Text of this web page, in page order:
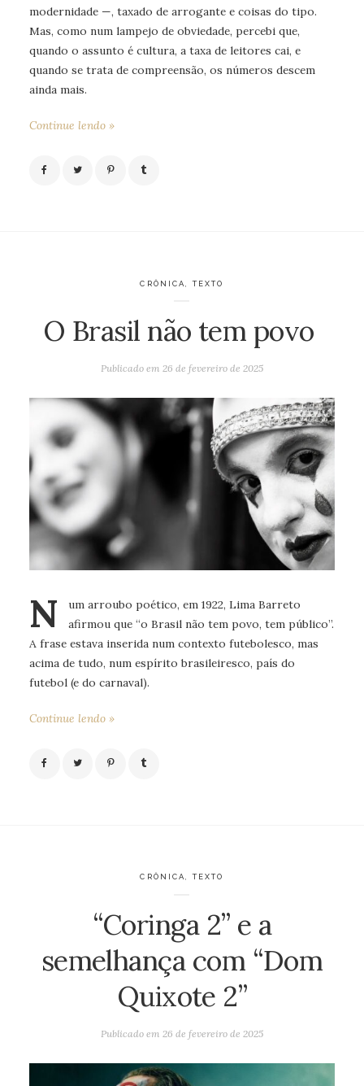
modernidade —, taxado de arrogante e coisas do tipo.
Mas, como num lampejo de obviedade, percebi que,
quando o assunto é cultura, a taxa de leitores cai, e
quando se trata de compreensão, os números descem
ainda mais.
Continue lendo »
CRÔNICA ,TEXTO
O Brasil não tem povo
Publicado em 26 de fevereiro de 2025
N
um arroubo poético, em 1922, Lima Barreto
afirmou que “o Brasil não tem povo, tem público”.
A frase estava inserida num contexto futebolesco, mas
acima de tudo, num espírito brasileiresco, país do
futebol (e do carnaval).
Continue lendo »
CRÔNICA,TEXTO
“Coringa 2” e a
semelhança com “Dom
Quixote 2”
Publicado em 26 de fevereiro de 2025